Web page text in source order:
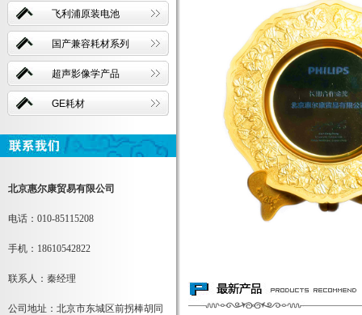
飞利浦原装电池
国产兼容耗材系列
超声影像学产品
GE耗材
北京惠尔康贸易有限公司
电话：010-85115208
手机：18610542822
联系人：秦经理
公司地址：北京市东城区前拐棒胡同